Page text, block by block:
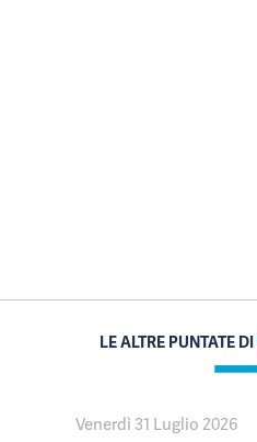
LE ALTRE PUNTATE DI
Venerdì 31 Luglio 2026